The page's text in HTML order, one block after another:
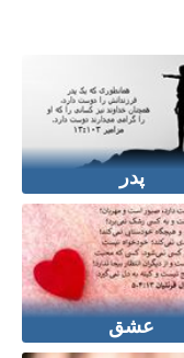
پدر
عشق